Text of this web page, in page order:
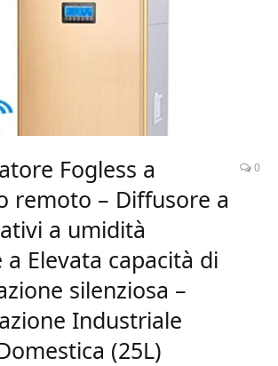
Fogless a
remoto – Diffusore a
a umidità
Elevata capacità di
silenziosa –
Industriale
(25L)
0